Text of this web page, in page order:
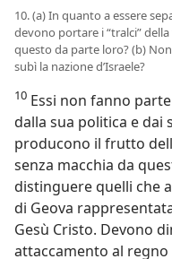
10. (a) In quanto a essere
devono portare i “tralci”
questo da parte loro? (b)
subì la nazione d’Israele?
10 Essi non fanno
dalla sua politica e
producono il frutto
senza macchia da
distinguere quelli che
di Geova
Gesù Cristo. Devono
attaccamento al